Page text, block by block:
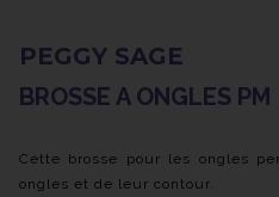
PEGGY SAGE
BROSSE A ONGLES PM
Cette brosse pour les ongles
ongles et de leur contour.